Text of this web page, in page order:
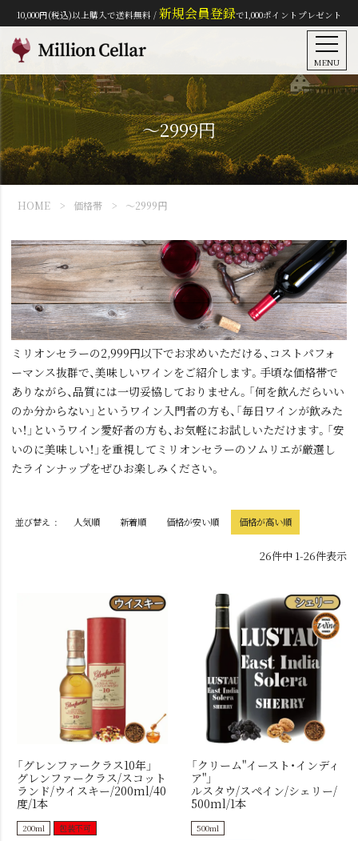
10,000円(税込)以上購入で送料無料 / 新規会員登録で1,000ポイントプレゼント
MENU
～2999円
HOME 価格帯 ～2999円
ミリオンセラーの2,999円以下でお求めいただける、コストパフォ
ーマンス抜群で、美味しいワインをご紹介します。手頃な価格帯で
ありながら、品質には一切妥協しておりません。「何を飲んだらいい
のか分からない」というワイン入門者の方も、「毎日ワインが飲みた
い！」というワイン愛好者の方も、お気軽にお試しいただけます。「安
いのに美味しい！」を重視してミリオンセラーのソムリエが厳選し
たラインナップをぜひお楽しみください。
並び替え 人気順 新着順 価格が安い順 価格が高い順
26件中 1-26件表示
「グレンファークラス10年」
グレンファークラス/スコット
ランド/ウイスキー/200ml/40
度/1本
200ml 包装不可
「クリーム"イースト・インディ
ア"」
ルスタウ/スペイン/シェリー/
500ml/1本
500ml